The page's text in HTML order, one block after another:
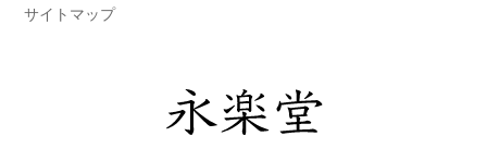
サイトマップ